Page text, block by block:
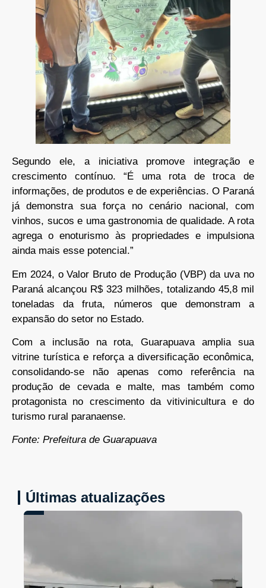
Segundo ele, a iniciativa promove integração e
crescimento contínuo. “É uma rota de troca de
informações, de produtos e de experiências. O Paraná
já demonstra sua força no cenário nacional, com
vinhos, sucos e uma gastronomia de qualidade. A rota
agrega o enoturismo às propriedades e impulsiona
ainda mais esse potencial.”
Em 2024, o Valor Bruto de Produção (VBP) da uva no
Paraná alcançou R$ 323 milhões, totalizando 45,8 mil
toneladas da fruta, números que demonstram a
expansão do setor no Estado.
Com a inclusão na rota, Guarapuava amplia sua
vitrine turística e reforça a diversificação econômica,
consolidando-se não apenas como referência na
produção de cevada e malte, mas também como
protagonista no crescimento da vitivinicultura e do
turismo rural paranaense.
Fonte: Prefeitura de Guarapuava
Últimas atualizações